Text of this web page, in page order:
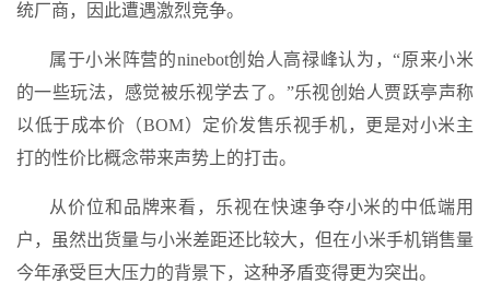
统厂商，因此遭遇激烈竞争。
属于小米阵营的ninebot创始人高禄峰认为，“原来小米
的一些玩法，感觉被乐视学去了。”乐视创始人贾跃亭声称
以低于成本价（BOM）定价发售乐视手机，更是对小米主
打的性价比概念带来声势上的打击。
从价位和品牌来看，乐视在快速争夺小米的中低端用
户，虽然出货量与小米差距还比较大，但在小米手机销售量
今年承受巨大压力的背景下，这种矛盾变得更为突出。